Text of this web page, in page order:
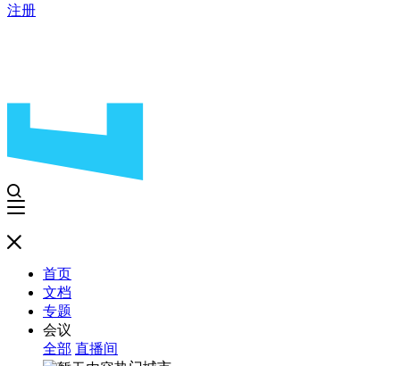
注册
首页
文档
专题
会议
全部 直播间